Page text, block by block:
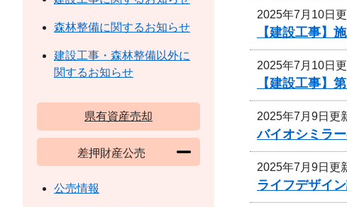
2025年7月10日
【建設工事】
2025年7月10日
【建設工事】
2025年7月9日更
バイオシミラ
2025年7月9日更
ライフデザイ
森林整備に関するお知らせ
建設工事・森林整備以外に
関するお知らせ
県有資産売却
差押財産公売
公売情報